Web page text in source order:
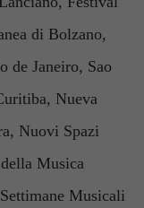
di Bolzano,
de Janeiro, Sao
Nueva
Nuovi Spazi
Musica
Musicali